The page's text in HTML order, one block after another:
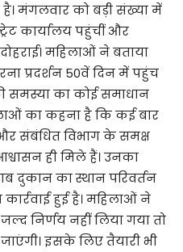
है। मंगलवार को बड़ी संख्या में
कार्यालय पहुंचीं और
महिलाओं ने बताया
प्रदर्शन 50वें दिन में पहुंच
का कोई समाधान
का कहना है कि कई बार
और संबंधित विभाग के समक्ष
ही मिले हैं। उनका
दुकान का स्थान परिवर्तन
हुई है। महिलाओं ने
निर्णय नहीं लिया गया तो
इसके लिए तैयारी भी